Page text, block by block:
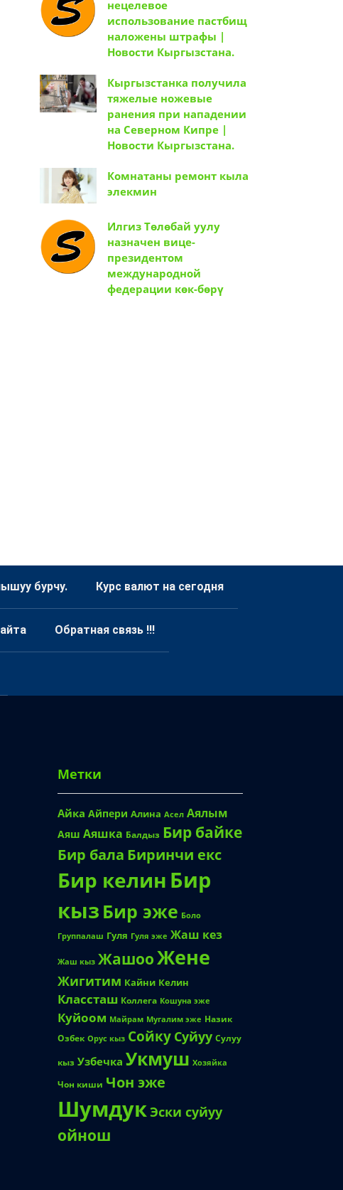
нецелевое
использование пастбищ
наложены штрафы |
Новости Кыргызстана.
Кыргызстанка получила
тяжелые ножевые
ранения при нападении
на Северном Кипре |
Новости Кыргызстана.
Комнатаны ремонт кыла
элекмин
Илгиз Төлөбай уулу
назначен вице-
президентом
международной
федерации көк-бөрү
бурчу. Курс валют на сегодня
Обратная связь !!!
Метки
Айка Айпери Алина Асел Аялым
Аяш Аяшка Балдыз Бир байке
Бир бала Биринчи екс
Бир келин Бир
кыз Бир эже Боло
Группалаш Гуля Гуля эже Жаш кез
Жаш кыз ЖашооЖене
Жигитим Кайни Келин
Классташ Коллега Кошуна эже
Куйоом Майрам Мугалим эже Назик
Озбек Орус кыз Сойку Суйуу Сулуу
кыз Узбечка Укмуш Хозяйка
Чон киши Чон эже
Шумдук Эски суйуу
ойнош